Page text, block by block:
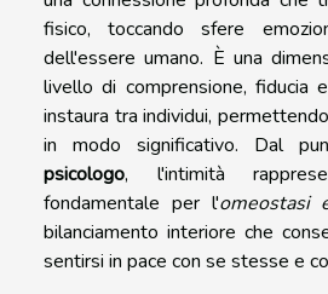
fisico, toccando sfere
dell'essere umano. È una
livello di comprensione, fiducia
instaura tra individui,
in modo significativo. Dal
psicologo, l'intimità
fondamentale per l'omeostasi
bilanciamento interiore che
sentirsi in pace con se stesse e